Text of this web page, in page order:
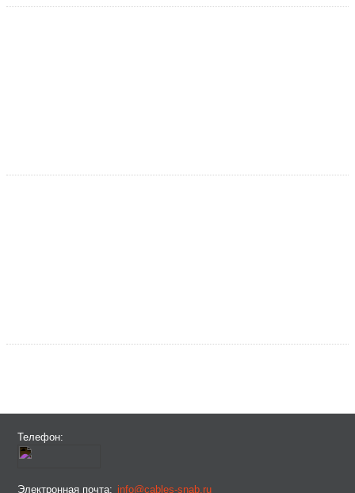
Телефон:
Электронная почта: info@cables-snab.ru